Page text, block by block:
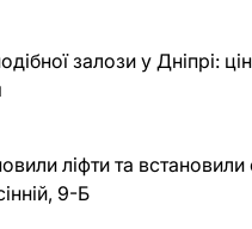
залози у Дніпрі:
ліфти та
9-Б